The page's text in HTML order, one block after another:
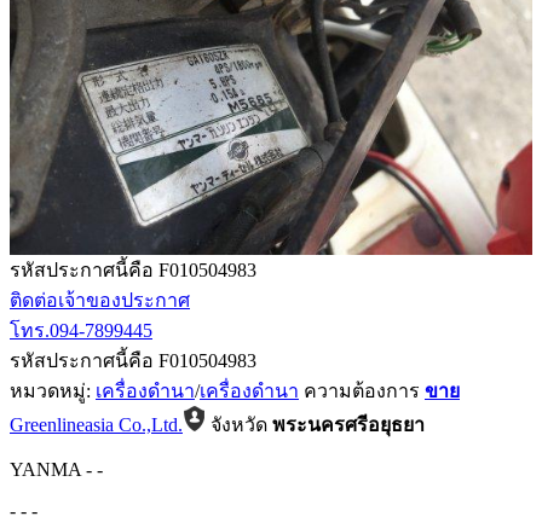
รหัสประกาศนี้คือ F010504983
ติดต่อเจ้าของประกาศ
โทร.094-7899445
รหัสประกาศนี้คือ F010504983
หมวดหมู่: เครื่องดำนา/เครื่องดำนา ความต้องการ ขาย
Greenlineasia Co.,Ltd.
จังหวัด พระนครศรีอยุธยา
YANMA - -
- - -